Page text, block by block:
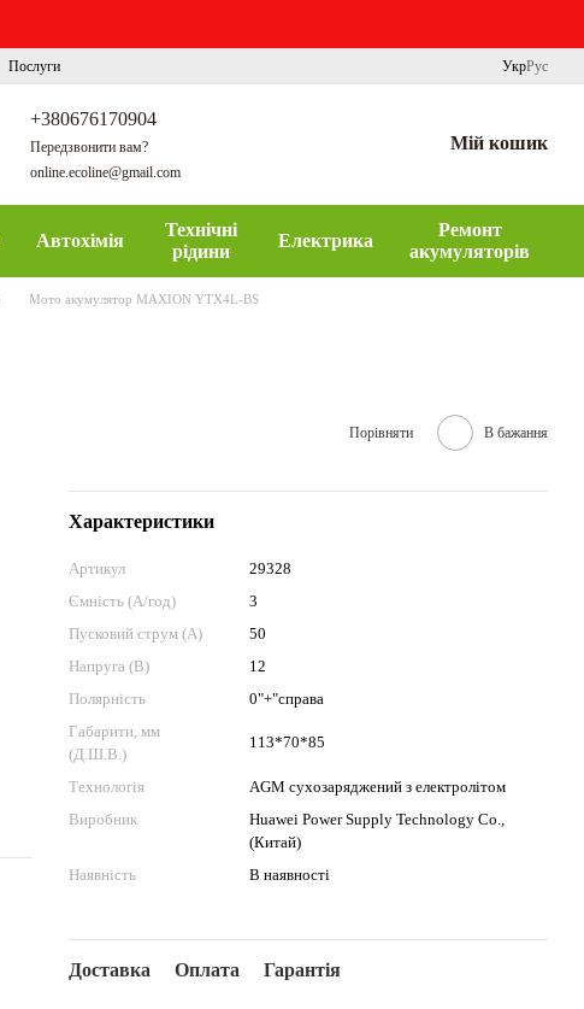
Послуги УкрРус
+380676170904
Передзвонити вам?
online.ecoline@gmail.com
Мій кошик
Автохімія
Технічні
рідини
Електрика
Ремонт
акумуляторів
Мото акумулятор MAXION YTX4L-BS
Порівняти В бажання
Характеристики
Артикул
29328
Ємність (А/год)
3
Пусковий струм (А)
50
Напруга (В)
12
Полярність
0"+"справа
Габарити, мм
(Д.Ш.В.)
113*70*85
Технологія
AGM сухозаряджений з електролітом
Виробник
Huawei Power Supply Technology Co.,
(Китай)
Наявність
В наявності
Доставка Оплата Гарантія